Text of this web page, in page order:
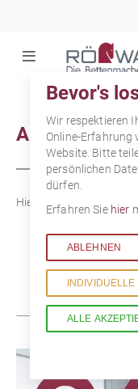
Aktuelles
Hier finden Sie alle
Bevor's
Wir respektieren
Online-Erfahrung
Website. Bitte
persönlichen
dürfen.
Erfahren Sie hier
ABLEHNEN
INDIVIDUELLE
ALLE